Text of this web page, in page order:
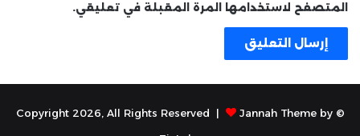
المتصفح لاستخدامها المرة المقبلة في تعليقي.
© Copyright 2026, All Rights Reserved |
Jannah Theme by